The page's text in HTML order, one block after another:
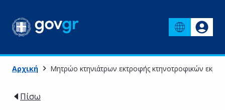
Αρχική Μητρώο κτηνιάτρων εκτροφής κτηνοτροφικών
Πίσω